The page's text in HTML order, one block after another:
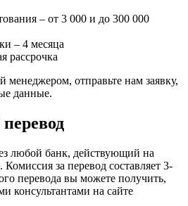
– от 3 000 и до 300 000
– 4 месяца
рассрочка
менеджером, отправьте нам заявку,
данные.
любой банк, действующий на
за перевод составляет 3-
перевода вы можете получить,
консультантами на сайте